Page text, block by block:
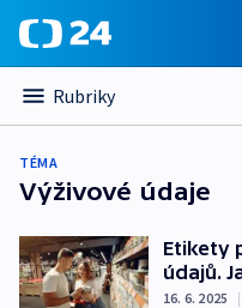
Rubriky
TÉMA
Výživové údaje
Etikety
údajů.
16. 6. 2025 |